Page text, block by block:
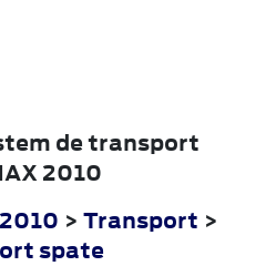
de transport
2010
> Transport >
spate